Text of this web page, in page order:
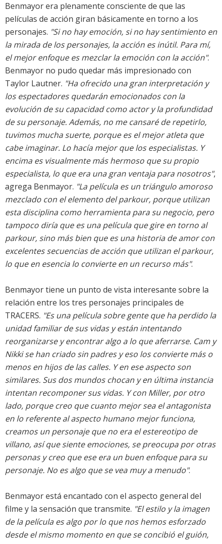
Benmayor era plenamente consciente de que las
películas de acción giran básicamente en torno a los
personajes. "Si no hay emoción, si no hay sentimiento en
la mirada de los personajes, la acción es inútil. Para mí,
el mejor enfoque es mezclar la emoción con la acción".
Benmayor no pudo quedar más impresionado con
Taylor Lautner. "Ha ofrecido una gran interpretación y
los espectadores quedarán emocionados con la
evolución de su capacidad como actor y la profundidad
de su personaje. Además, no me cansaré de repetirlo,
tuvimos mucha suerte, porque es el mejor atleta que
cabe imaginar. Lo hacía mejor que los especialistas. Y
encima es visualmente más hermoso que su propio
especialista, lo que era una gran ventaja para nosotros",
agrega Benmayor. "La película es un triángulo amoroso
mezclado con el elemento del parkour, porque utilizan
esta disciplina como herramienta para su negocio, pero
tampoco diría que es una película que gire en torno al
parkour, sino más bien que es una historia de amor con
excelentes secuencias de acción que utilizan el parkour,
lo que en esencia lo convierte en un recurso más".
Benmayor tiene un punto de vista interesante sobre la
relación entre los tres personajes principales de
TRACERS. "Es una película sobre gente que ha perdido la
unidad familiar de sus vidas y están intentando
reorganizarse y encontrar algo a lo que aferrarse. Cam y
Nikki se han criado sin padres y eso los convierte más o
menos en hijos de las calles. Y en ese aspecto son
similares. Sus dos mundos chocan y en última instancia
intentan recomponer sus vidas. Y con Miller, por otro
lado, porque creo que cuanto mejor sea el antagonista
en lo referente al aspecto humano mejor funciona,
creamos un personaje que no era el estereotipo de
villano, así que siente emociones, se preocupa por otras
personas y creo que ese era un buen enfoque para su
personaje. No es algo que se vea muy a menudo".
Benmayor está encantado con el aspecto general del
filme y la sensación que transmite. "El estilo y la imagen
de la película es algo por lo que nos hemos esforzado
desde el mismo momento en que se concibió el guión,